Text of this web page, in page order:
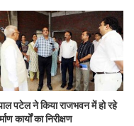
पटेल ने किया राजभवन में हो रहे
कार्यों का निरीक्षण